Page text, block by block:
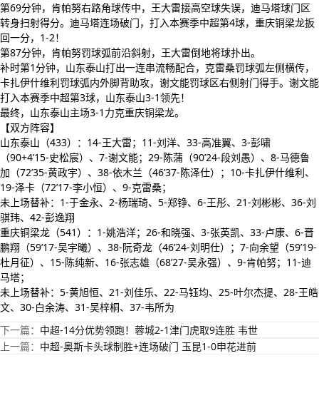
第69分钟，肯帕努右路角球传中，王大雷接高空球失误，迪马塔球门区
转身扫射得分。迪马塔连场破门，打入本赛季中超第4球，重庆铜梁龙扳
回一分，1-2！
第87分钟，肯帕努罚球弧前沿斜射，王大雷倒地将球扑出。
补时第1分钟，山东泰山打出一连串流畅配合，克雷桑罚球弧左侧横传，
卡扎伊什维利罚球弧内外脚背助攻，谢文能罚球区右侧射门得手。谢文能
打入本赛季中超第3球，山东泰山3-1领先！
最终，山东泰山主场3-1力克重庆铜梁龙。
【双方阵容】
山东泰山（433）：14-王大雷；11-刘洋、33-高准翼、3-彭啸
（90+4’15-史松宸）、7-谢文能；29-陈蒲（90’24-段刘愚）、8-马德鲁
加（72’35-黄政宇）、38-依木兰（46’37-陈泽仕）；10-卡扎伊什维利、
19-泽卡（72’17-李小恒）、9-克雷桑；
未上场替补：1-于金永、2-杨瑞琦、5-郑铮、6-王彤、21-刘彬彬、36-刘
骐玮、42-彭逸翔
重庆铜梁龙（541）：1-姚浩洋；26-和晓强、3-张英凯、33-卢康、6-晋
鹏翔（59’17-吴宇曦）、38-阮奇龙（46’24-刘明仕）；7-向余望（59’19-
杜月征）、15-陈纯新、16-张志雄（68’27-吴永强）、9-肯帕努；11-迪
马塔；
未上场替补：5-黄旭恒、21-刘佳乐、22-马钰均、25-叶尔杰提、28-王皓
文、30-白余涛、31-吴梓桐、37-韦所为
下一篇： 中超-14分优势领跑！蓉城2-1津门虎取9连胜 韦世
上一篇： 中超-奥斯卡头球制胜+连场破门 玉昆1-0申花进前